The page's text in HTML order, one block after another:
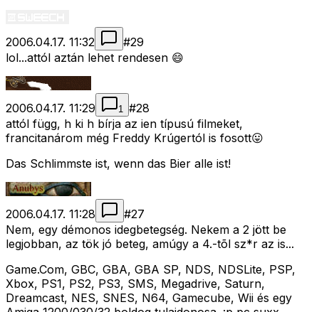
2006.04.17. 11:32 #29
lol...attól aztán lehet rendesen 😄
2006.04.17. 11:29 1 #28
attól függ, h ki h bírja az ien típusú filmeket,
francitanárom még Freddy Krúgertól is fosott😛
Das Schlimmste ist, wenn das Bier alle ist!
2006.04.17. 11:28 #27
Nem, egy démonos idegbetegség. Nekem a 2 jött be
legjobban, az tök jó beteg, amúgy a 4.-tõl sz*r az is...
Game.Com, GBC, GBA, GBA SP, NDS, NDSLite, PSP,
Xbox, PS1, PS2, PS3, SMS, Megadrive, Saturn,
Dreamcast, NES, SNES, N64, Gamecube, Wii és egy